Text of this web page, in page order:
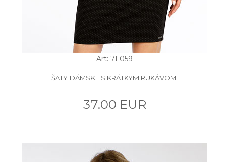
Art: 7F059
ŠATY DÁMSKE S KRÁTKYM RUKÁVOM.
37.00 EUR